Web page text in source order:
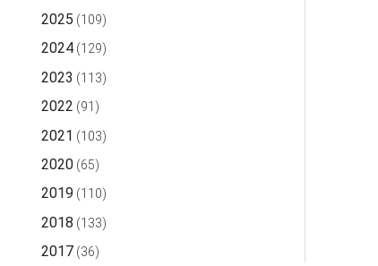
2025 (109)
2024 (129)
2023 (113)
2022 (91)
2021 (103)
2020 (65)
2019 (110)
2018 (133)
2017 (36)